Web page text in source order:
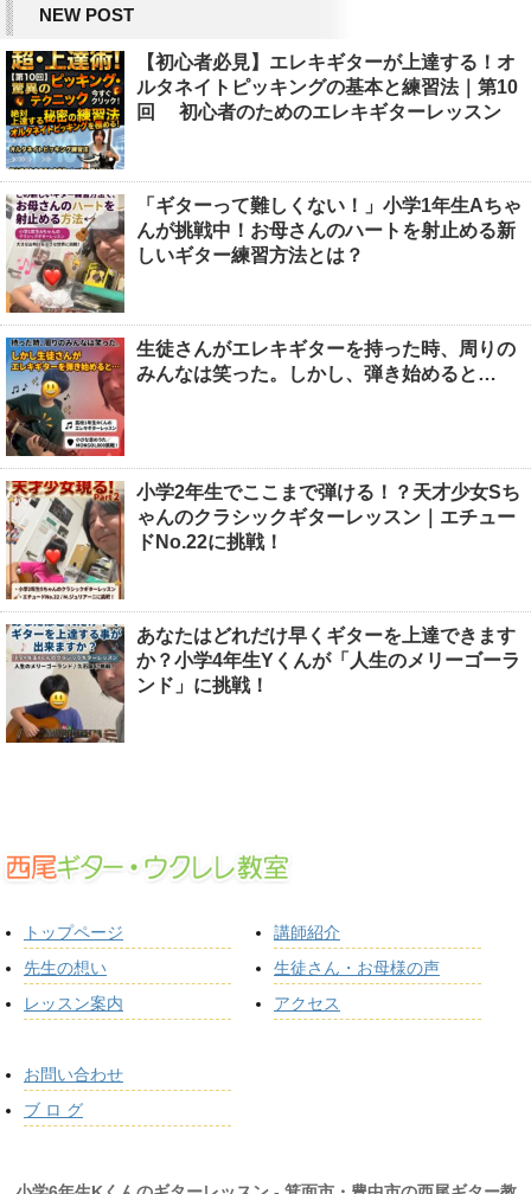
NEW POST
【初心者必見】エレキギターが上達する！オ
ルタネイトピッキングの基本と練習法｜第10
回 初心者のためのエレキギターレッスン
「ギターって難しくない！」小学1年生Aちゃ
んが挑戦中！お母さんのハートを射止める新
しいギター練習方法とは？
生徒さんがエレキギターを持った時、周りの
みんなは笑った。しかし、弾き始めると…
小学2年生でここまで弾ける！？天才少女Sち
ゃんのクラシックギターレッスン｜エチュー
ドNo.22に挑戦！
あなたはどれだけ早くギターを上達できます
か？小学4年生Yくんが「人生のメリーゴーラ
ンド」に挑戦！
トップページ
先生の想い
レッスン案内
講師紹介
生徒さん・お母様の声
アクセス
お問い合わせ
ブ ロ グ